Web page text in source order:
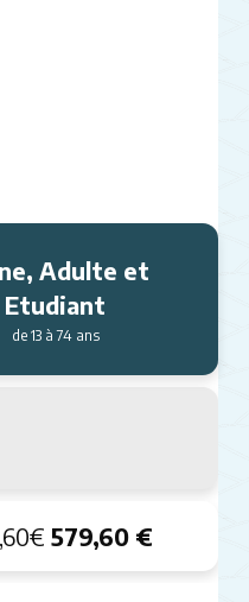
Adulte et
Etudiant
de 13 à 74 ans
579,60 €